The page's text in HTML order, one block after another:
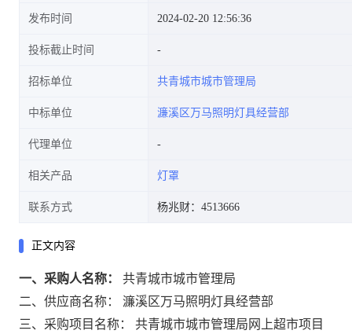
发布时间 2024-02-20 12:56:36
投标截止时间
招标单位 共青城市城市管理局
中标单位 濂溪区万马照明灯具经营部
代理单位
相关产品 灯罩
联系方式 杨兆财：4513666
正文内容
一、采购人名称：
共青城市城市管理局
二、供应商名称：
濂溪区万马照明灯具经营部
三、采购项目名称：
共青城市城市管理局网上超市项目